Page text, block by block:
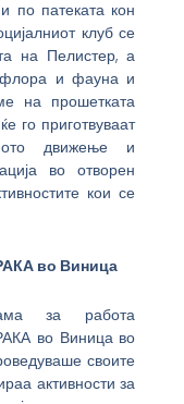
по патеката кон
клуб се
на Пелистер, а
флора и фауна и
на прошетката
го приготвуваат
движење и
во отворен
кои се
во Виница
за работа
во Виница во
своите
активности за